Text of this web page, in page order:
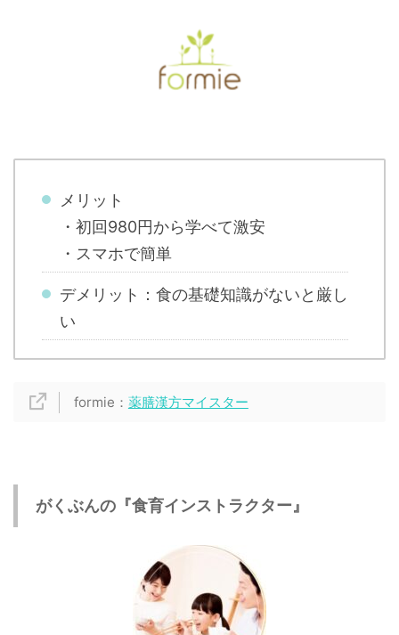
メリット
・初回980円から学べて激安
・スマホで簡単
デメリット：食の基礎知識がないと厳し
い
formie： 薬膳漢方マイスター
がくぶんの『食育インストラクター』